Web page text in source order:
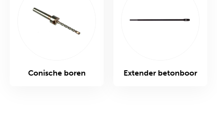
Conische boren Extender betonboor